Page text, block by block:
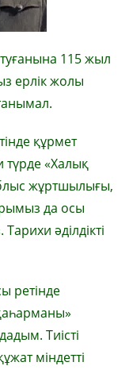
115 жыл
ерлік жолы
құрмет
түрде «Халық
жұртшылығы,
да осы
әділдікті
ретінде
Тиісті
міндетті